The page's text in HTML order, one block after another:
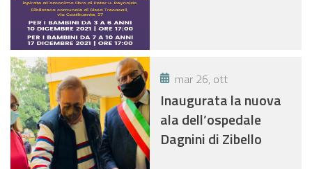
mar 26, ott
Inaugurata la nuova
ala dell’ospedale
Dagnini di Zibello